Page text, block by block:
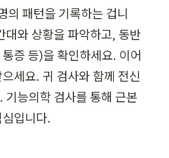
의 패턴을 기록하는 겁니
대와 상황을 파악하고, 동반
증 등)을 확인하세요. 이어
세요. 귀 검사와 함께 전신
기능의학 검사를 통해 근본
입니다.